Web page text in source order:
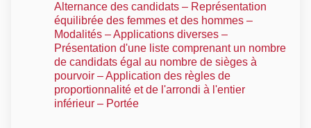
Alternance des candidats – Représentation
équilibrée des femmes et des hommes –
Modalités – Applications diverses –
Présentation d'une liste comprenant un nombre
de candidats égal au nombre de sièges à
pourvoir – Application des règles de
proportionnalité et de l'arrondi à l'entier
inférieur – Portée